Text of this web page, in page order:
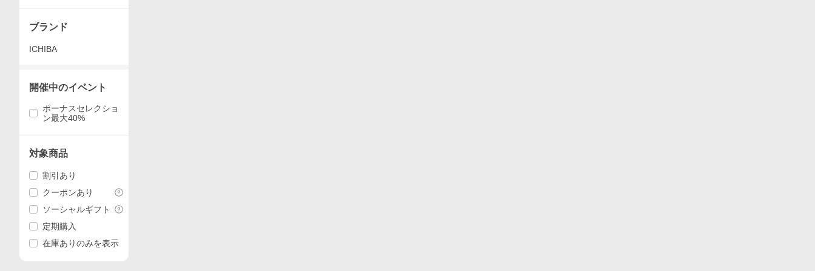
ブランド
ICHIBA
開催中のイベント
ボーナスセレクショ
ン最大40%
対象商品
割引あり
クーポンあり
ソーシャルギフト
定期購入
在庫ありのみを表示